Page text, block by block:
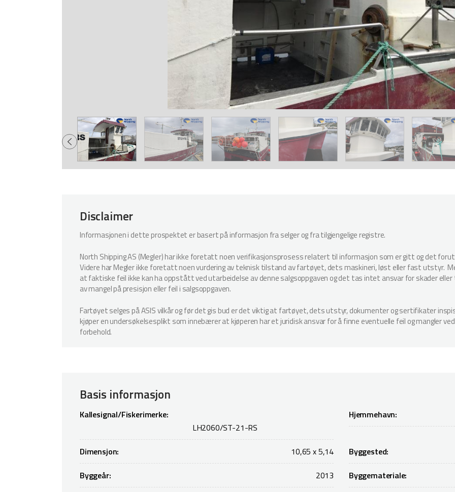
Disclaimer
Informasjonen i dette prospektet er basert på informasjon fra selger og fra tilgjengelige registre.
North Shipping AS (Megler) har ikke foretatt noen verifikasjonsprosess relatert til informasjon som er gitt og det
Videre har Megler ikke foretatt noen vurdering av teknisk tilstand av fartøyet, dets maskineri, løst eller fast utstyr.
at faktiske feil ikke kan ha oppstått ved utarbeidelse av denne salgsoppgaven og det tas intet ansvar for skader
av mangel på presisjon eller feil i salgsoppgaven.
Fartøyet selges på ASIS vilkår og før det gis bud er det viktig at fartøyet, dets utstyr, dokumenter og sertifikater
kjøper en undersøkelsesplikt som innebærer at kjøperen har et juridisk ansvar for å finne eventuelle feil og mangler
forbehold.
Basis informasjon
Kallesignal/Fiskerimerke:
LH2060/ST-21-RS
Hjemmehavn:
Dimensjon: 10,65 x 5,14
Byggested:
Byggeår:
2013
Byggemateriale: